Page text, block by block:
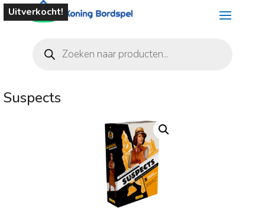
zoeken
Uitverkocht!
Suspects